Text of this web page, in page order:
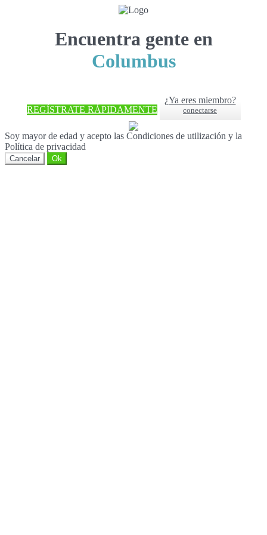
Encuentra gente en
Columbus
REGÍSTRATE RÁPIDAMENTE
¿Ya eres miembro?
conectarse
Soy mayor de edad y acepto las Condiciones de utilización y la
Política de privacidad
Cancelar Ok